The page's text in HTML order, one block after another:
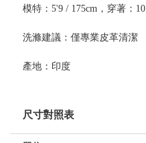
模特：5'9 / 175cm，穿著：10
洗滌建議：僅專業皮革清潔
產地：印度
尺寸對照表